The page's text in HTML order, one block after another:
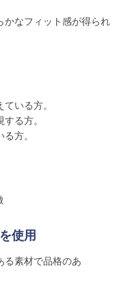
かなフィット感が得られ
いる方。
る方。
方。
使用
る素材で品格のあ